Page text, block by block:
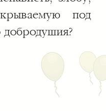
под